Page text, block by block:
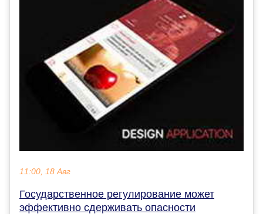
11:00, 18 Авг
Государственное регулирование может
эффективно сдерживать опасности